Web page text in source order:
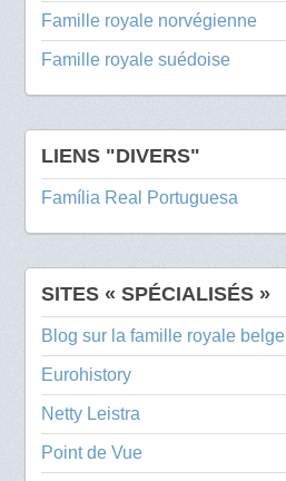
Famille royale norvégienne
Famille royale suédoise
LIENS "DIVERS"
Família Real Portuguesa
SITES « SPÉCIALISÉS »
Blog sur la famille royale belge
Eurohistory
Netty Leistra
Point de Vue